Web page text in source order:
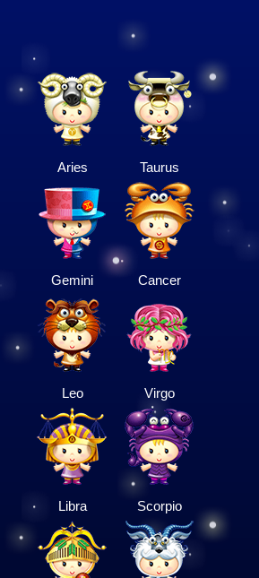
Aries Taurus
Gemini Cancer
Leo Virgo
Libra Scorpio